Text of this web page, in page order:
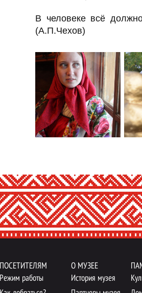
В человеке всё
(А.П.Чехов)
Menu footer
ПОСЕТИТЕЛЯМ
Режим работы
О МУЗЕЕ
История музея